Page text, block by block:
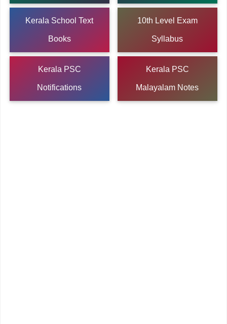
Kerala School Text
Books
10th Level Exam
Syllabus
Kerala PSC
Notifications
Kerala PSC
Malayalam Notes